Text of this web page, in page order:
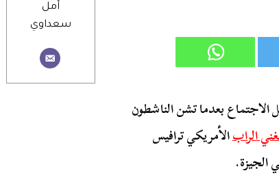
أمل
سعداوي
بعدما تشن الناشطون
الرابالأمريكي ترافيس